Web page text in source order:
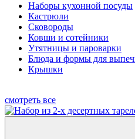
Наборы кухонной посуды
Кастрюли
Сковороды
Ковши и сотейники
Утятницы и пароварки
Блюда и формы для
Крышки
смотреть все